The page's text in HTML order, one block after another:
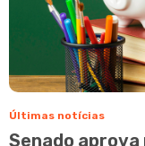
Últimas notícias
Senado